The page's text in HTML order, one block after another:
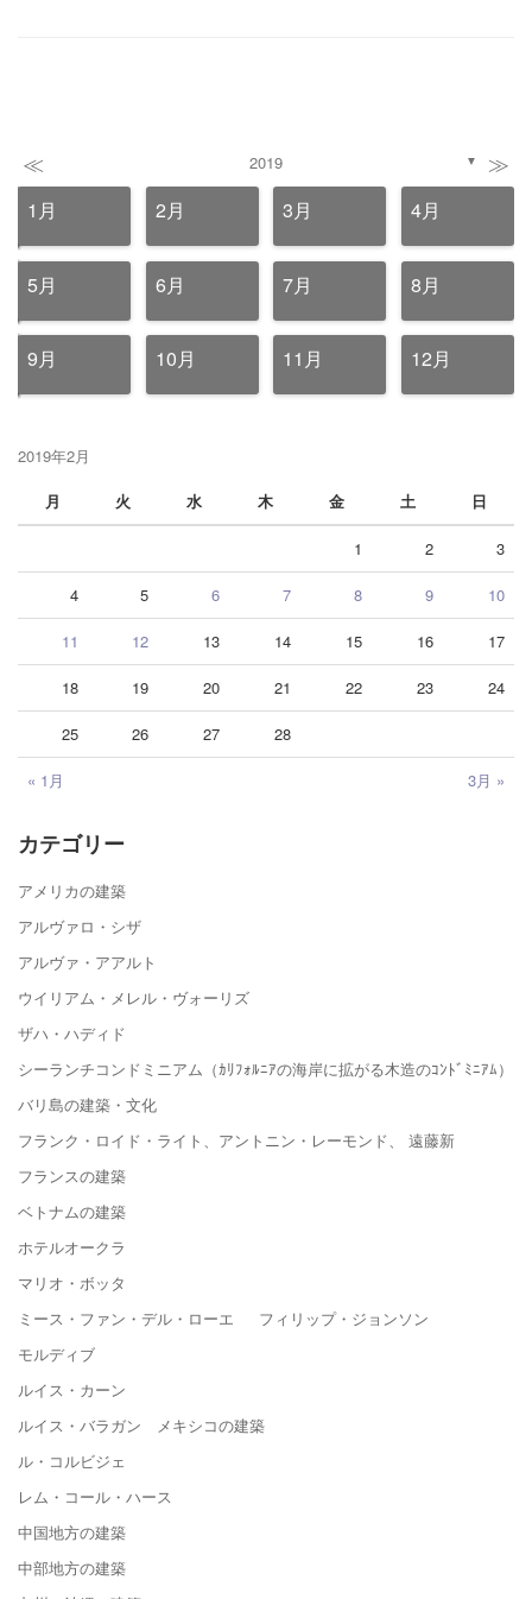
≪ 2019 ▼ ≫
1月 2月 3月 4月
5月 6月 7月 8月
9月 10月 11月 12月
2019年2月
月
火 水 木 金 土 日
« 1月 3月 »
1 2 3
4 5 6 7 8 9 10
11 12 13 14 15 16 17
18 19 20 21 22 23 24
25 26 27 28
カテゴリー
アメリカの建築
アルヴァロ・シザ
アルヴァ・アアルト
ウイリアム・メレル・ヴォーリズ
ザハ・ハディド
シーランチコンドミニアム（ｶﾘﾌｫﾙﾆｱの海岸に拡がる木造のｺﾝﾄﾞﾐﾆｱﾑ）
バリ島の建築・文化
フランク・ロイド・ライト、アントニン・レーモンド、 遠藤新
フランスの建築
ベトナムの建築
ホテルオークラ
マリオ・ボッタ
ミース・ファン・デル・ローエ フィリップ・ジョンソン
モルディブ
ルイス・カーン
ルイス・バラガン メキシコの建築
ル・コルビジェ
レム・コール・ハース
中国地方の建築
中部地方の建築